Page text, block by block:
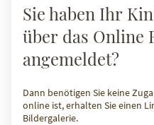
Sie haben Ihr
über das Online
angemeldet?
Dann benötigen Sie keine
online ist, erhalten Sie einen
Bildergalerie.